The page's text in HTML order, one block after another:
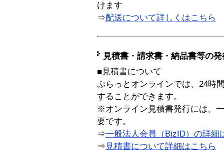
けます
⇒配送について詳しくはこちら
見積書・請求書・納品書等の
■見積書について
ぷらっとオンラインでは、24時
することができます。
※オンライン見積書発行には、
要です。
⇒一般法人会員（BizID）の詳細
⇒ 見積書について詳細はこちら